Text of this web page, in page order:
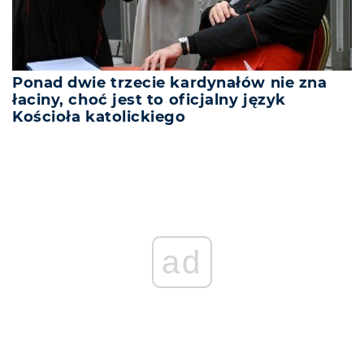
Ponad dwie trzecie kardynałów nie zna
łaciny, choć jest to oficjalny język
Kościoła katolickiego
ad